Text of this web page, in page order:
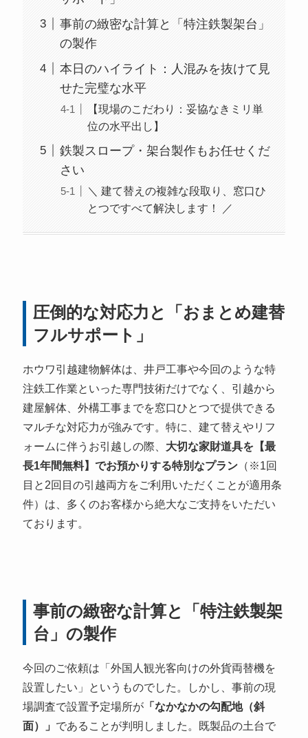
事前の緻密な計算と「特注鉄製架台」
の製作
本日のハイライト：人混みを抜けて見
せた完璧な水平
【現場のこだわり：妥協なきミリ単
位の水平出し】
鉄製スロープ・架台製作もお任せくだ
さい
＼ 建て替えの複雑な段取り、窓口ひ
とつですべて解決します！ ／
圧倒的な対応力と「おまとめ建替
フルサポート」
ホウワ引越建物解体は、井戸工事や今回のような特
注鉄工作業といった専門技術だけでなく、引越から
建屋解体、外構工事までを窓口ひとつで提供できる
マルチな対応力が強みです。特に、建て替えやリフ
ォームに伴うお引越しの際、 大切な家財道具を【最
長1年間無料】でお預かりする特別なプラン（※1回
目と2回目の引越両方をご利用いただくことが適用条
件）は、多くのお客様から絶大なご支持をいただい
ております。
事前の緻密な計算と「特注鉄製架
台」の製作
今回のご依頼は「外国人観光客向けの外貨両替機を
設置したい」というものでした。しかし、事前の現
場調査で設置予定場所が「なかなかの勾配地（斜
面）」 であることが判明しました。既製品の土台で